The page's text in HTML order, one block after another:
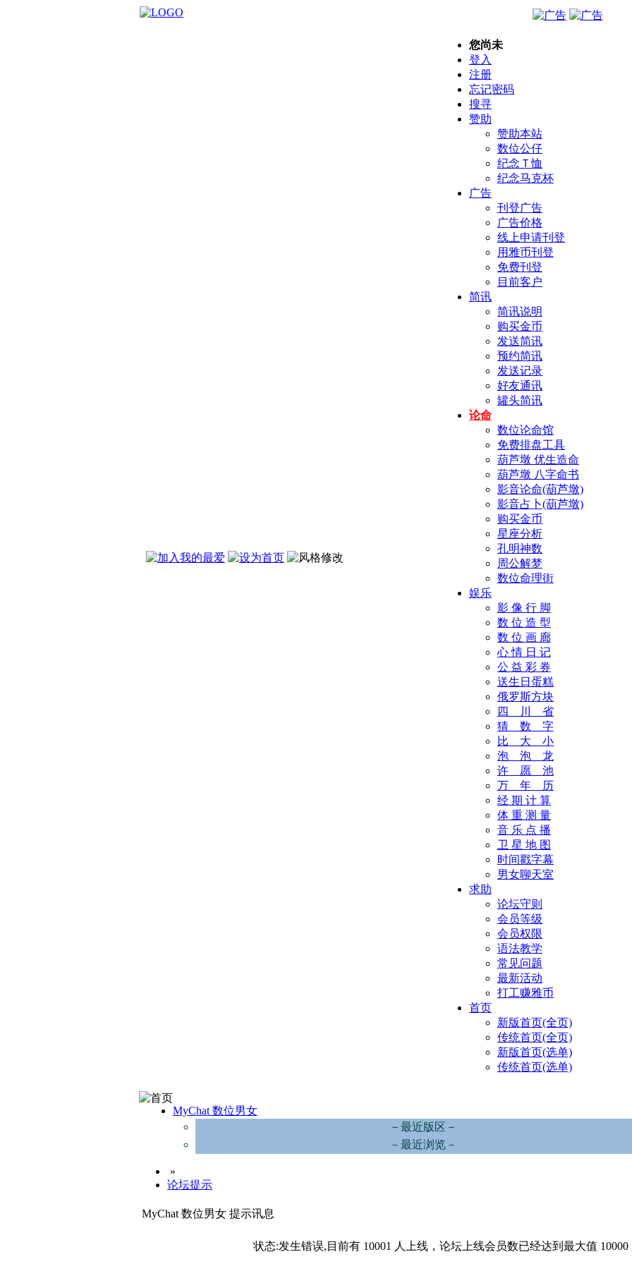
您尚未
登入
注册
忘记密码
搜寻
赞助
赞助本站
数位公仔
纪念Ｔ恤
纪念马克杯
广告
刊登广告
广告价格
线上申请刊登
用雅币刊登
免费刊登
目前客户
简讯
简讯说明
购买金币
发送简讯
预约简讯
发送记录
好友通讯
罐头简讯
论命
数位论命馆
免费排盘工具
葫芦墩 优生造命
葫芦墩 八字命书
影音论命(葫芦墩)
影音占卜(葫芦墩)
购买金币
星座分析
孔明神数
周公解梦
数位命理街
娱乐
影 像 行 脚
数 位 造 型
数 位 画 廊
心 情 日 记
公 益 彩 券
送生日蛋糕
俄罗斯方块
四 川 省
猜 数 字
比 大 小
泡 泡 龙
许 愿 池
万 年 历
经 期 计 算
体 重 测 量
音 乐 点 播
卫 星 地 图
时间戳字幕
男女聊天室
求助
论坛守则
会员等级
会员权限
语法教学
常见问题
最新活动
打工赚雅币
首页
新版首页(全页)
传统首页(全页)
新版首页(选单)
传统首页(选单)
MyChat 数位男女
－最近版区－
－最近浏览－
»
论坛提示
MyChat 数位男女 提示讯息
状态:发生错误,目前有 10001 人上线，论坛上线会员数已经达到最大值